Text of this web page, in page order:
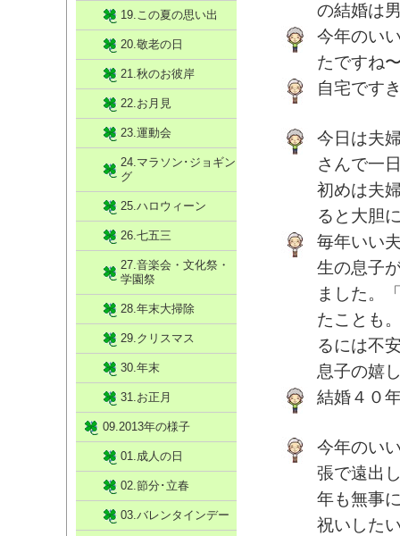
の結婚は
今年のい
たですね
自宅です
今日は夫
さんで一
初めは夫
ると大胆
毎年いい
生の息子
ました。
たことも
るには不
息子の嬉
結婚４０
今年のい
張で遠出
年も無事
祝いした
19.この夏の思い出
20.敬老の日
21.秋のお彼岸
22.お月見
23.運動会
24.マラソン･ジョギン
グ
25.ハロウィーン
26.七五三
27.音楽会・文化祭・
学園祭
28.年末大掃除
29.クリスマス
30.年末
31.お正月
09.2013年の様子
01.成人の日
02.節分･立春
03.バレンタインデー